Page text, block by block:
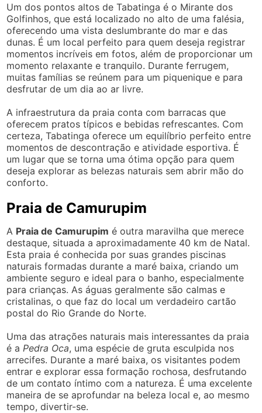
Um dos pontos altos de Tabatinga é o Mirante dos
Golfinhos, que está localizado no alto de uma falésia,
oferecendo uma vista deslumbrante do mar e das
dunas. É um local perfeito para quem deseja registrar
momentos incríveis em fotos, além de proporcionar um
momento relaxante e tranquilo. Durante ferrugem,
muitas famílias se reúnem para um piquenique e para
desfrutar de um dia ao ar livre.
A infraestrutura da praia conta com barracas que
oferecem pratos típicos e bebidas refrescantes. Com
certeza, Tabatinga oferece um equilíbrio perfeito entre
momentos de descontração e atividade esportiva. É
um lugar que se torna uma ótima opção para quem
deseja explorar as belezas naturais sem abrir mão do
conforto.
Praia de Camurupim
A Praia de Camurupim é outra maravilha que merece
destaque, situada a aproximadamente 40 km de Natal.
Esta praia é conhecida por suas grandes piscinas
naturais formadas durante a maré baixa, criando um
ambiente seguro e ideal para o banho, especialmente
para crianças. As águas geralmente são calmas e
cristalinas, o que faz do local um verdadeiro cartão
postal do Rio Grande do Norte.
Uma das atrações naturais mais interessantes da praia
é a Pedra Oca, uma espécie de gruta esculpida nos
arrecifes. Durante a maré baixa, os visitantes podem
entrar e explorar essa formação rochosa, desfrutando
de um contato íntimo com a natureza. É uma excelente
maneira de se aprofundar na beleza local e, ao mesmo
tempo, divertir-se.